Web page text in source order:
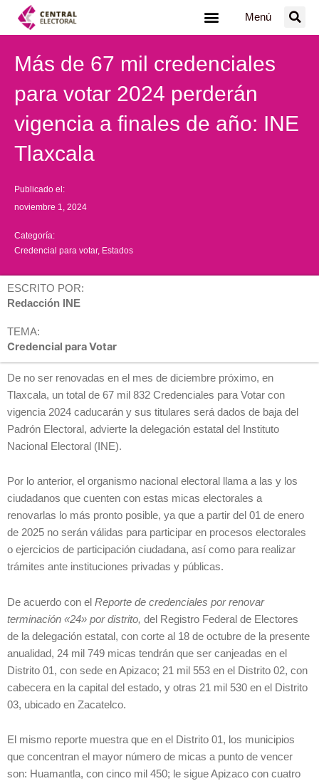
Menú
Más de 67 mil credenciales
para votar 2024 perderán
vigencia a finales de año: INE
Tlaxcala
Publicado el:
noviembre 1, 2024
Categoría:
Credencial para votar, Estados
ESCRITO POR:
Redacción INE
TEMA:
Credencial para Votar
De no ser renovadas en el mes de diciembre próximo, en
Tlaxcala, un total de 67 mil 832 Credenciales para Votar con
vigencia 2024 caducarán y sus titulares será dados de baja del
Padrón Electoral, advierte la delegación estatal del Instituto
Nacional Electoral (INE).
Por lo anterior, el organismo nacional electoral llama a las y los
ciudadanos que cuenten con estas micas electorales a
renovarlas lo más pronto posible, ya que a partir del 01 de enero
de 2025 no serán válidas para participar en procesos electorales
o ejercicios de participación ciudadana, así como para realizar
trámites ante instituciones privadas y públicas.
De acuerdo con el Reporte de credenciales por renovar
terminación «24» por distrito, del Registro Federal de Electores
de la delegación estatal, con corte al 18 de octubre de la presente
anualidad, 24 mil 749 micas tendrán que ser canjeadas en el
Distrito 01, con sede en Apizaco; 21 mil 553 en el Distrito 02, con
cabecera en la capital del estado, y otras 21 mil 530 en el Distrito
03, ubicado en Zacatelco.
El mismo reporte muestra que en el Distrito 01, los municipios
que concentran el mayor número de micas a punto de vencer
son: Huamantla, con cinco mil 450; le sigue Apizaco con cuatro